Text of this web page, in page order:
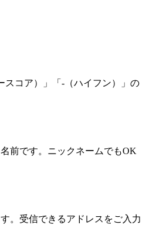
スコア）」「-（ハイフン）」の
前です。ニックネームでもOK
。受信できるアドレスをご入力